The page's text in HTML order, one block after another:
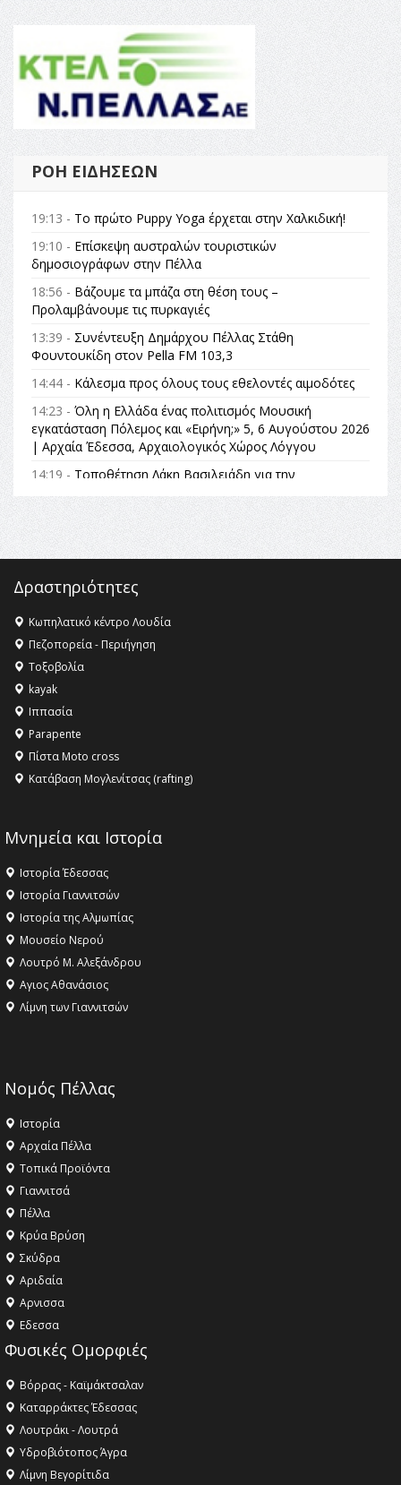
ΡΟΉ ΕΙΔΉΣΕΩΝ
19:13 - Το πρώτο Puppy Yoga έρχεται στην Χαλκιδική!
19:10 - Επίσκεψη αυστραλών τουριστικών
δημοσιογράφων στην Πέλλα
18:56 - Βάζουμε τα μπάζα στη θέση τους –
Προλαμβάνουμε τις πυρκαγιές
13:39 - Συνέντευξη Δημάρχου Πέλλας Στάθη
Φουντουκίδη στον Pella FM 103,3
14:44 - Κάλεσμα προς όλους τους εθελοντές αιμοδότες
14:23 - Όλη η Ελλάδα ένας πολιτισμός Μουσική
εγκατάσταση Πόλεμος και «Ειρήνη;» 5, 6 Αυγούστου 2026
| Αρχαία Έδεσσα, Αρχαιολογικός Χώρος Λόγγου
14:19 - Τοποθέτηση Λάκη Βασιλειάδη για την
Αναθεώρηση του Συντάγματος: «Σε τέτοιες κορυφαίες
θεσμικές διαδικασίες υπάρχει μόνο η ευθύνη απέναντι
στις επόμενες γενιές»
16:35 -Το πρόγραμμα του ΠΑΟΚ στον δεύτερο γύρο του
16:27 - Όλυμπος: Εντάχθηκε στον Κατάλογο Παγκόσμιας
Κληρονομιάς της UNESCO – Ομόφωνη η απόφαση Ο
Όλυμπος αναγνωρίστηκε ως φυσικό και πολιτιστικό
αγαθό εξέχουσας οικουμενικής αξίας για την
ανθρωπότητα
16:18 -
ΣΤΗΝ ΕΔΕΣΣΑ
Δραστηριότητες
Κωπηλατικό κέντρο Λουδία
Πεζοπορεία - Περιήγηση
Τοξοβολία
kayak
Ιππασία
Parapente
Πίστα Moto cross
Κατάβαση Μογλενίτσας (rafting)
Μνημεία και Ιστορία
Ιστορία Έδεσσας
Ιστορία Γιαννιτσών
Ιστορία της Αλμωπίας
Μουσείο Νερού
Λουτρό Μ. Αλεξάνδρου
Αγιος Αθανάσιος
Λίμνη των Γιαννιτσών
Νομός Πέλλας
Ιστορία
Αρχαία Πέλλα
Τοπικά Προϊόντα
Γιαννιτσά
Πέλλα
Κρύα Βρύση
Σκύδρα
Αριδαία
Aρνισσα
Eδεσσα
Φυσικές Ομορφιές
Βόρρας - Καϊμάκτσαλαν
Καταρράκτες Έδεσσας
Λουτράκι - Λουτρά
Υδροβιότοπος Άγρα
Λίμνη Βεγορίτιδα